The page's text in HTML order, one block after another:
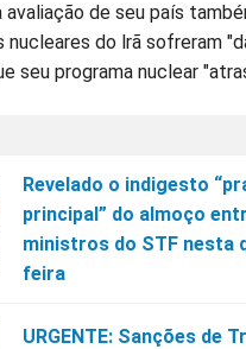
avaliação de seu país
nucleares do lrã sofreram
seu programa nuclear
Revelado o indigesto
principal” do almoço
ministros do STF nesta
feira
URGENTE: Sanções de